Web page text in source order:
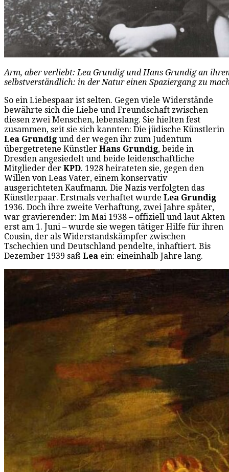
Arm, aber verliebt: Lea Grundig und Hans Grundig an
selbstverständlich: in der Natur einen Spaziergang zu
So ein Liebespaar ist selten. Gegen viele Widerstände
bewährte sich die Liebe und Freundschaft zwischen
diesen zwei Menschen, lebenslang. Sie hielten fest
zusammen, seit sie sich kannten: Die jüdische Künstlerin
Lea Grundig und der wegen ihr zum Judentum
übergetretene Künstler Hans Grundig, beide in
Dresden angesiedelt und beide leidenschaftliche
Mitglieder der KPD. 1928 heirateten sie, gegen den
Willen von Leas Vater, einem konservativ
ausgerichteten Kaufmann. Die Nazis verfolgten das
Künstlerpaar. Erstmals verhaftet wurde Lea Grundig
1936. Doch ihre zweite Verhaftung, zwei Jahre später,
war gravierender: Im Mai 1938 – offiziell und laut Akten
erst am 1. Juni – wurde sie wegen tätiger Hilfe für ihren
Cousin, der als Widerstandskämpfer zwischen
Tschechien und Deutschland pendelte, inhaftiert. Bis
Dezember 1939 saß Lea ein: eineinhalb Jahre lang.